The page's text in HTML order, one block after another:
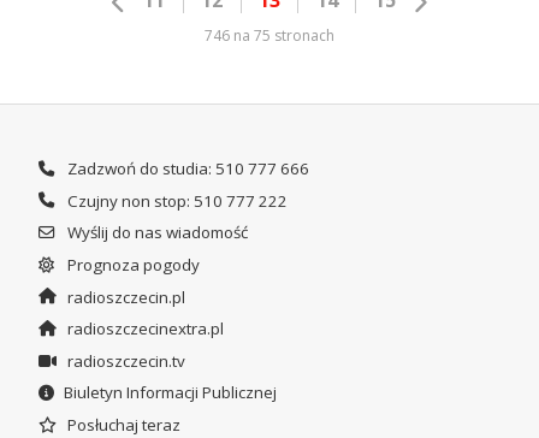
746 na 75 stronach
Zadzwoń do studia: 510 777 666
Czujny non stop: 510 777 222
Wyślij do nas wiadomość
Prognoza pogody
radioszczecin.pl
radioszczecinextra.pl
radioszczecin.tv
Biuletyn Informacji Publicznej
Posłuchaj teraz